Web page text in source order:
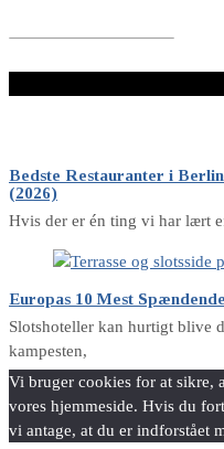
Bedste Restauranter i
(2026)
Hvis der er én ting vi har lært
Europas 10 Mest
Slotshoteller kan hurtigt blive
kampesten,
Vi bruger cookies for at sikre,
vores hjemmeside. Hvis du
vi antage, at du er indforstået